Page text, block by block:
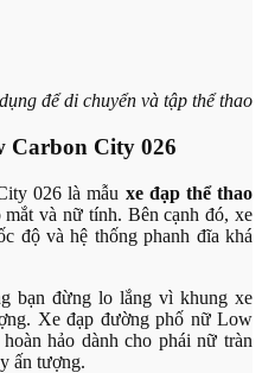
để di chuyển và tập thể thao
Carbon City 026
026 là mẫu xe đạp thể thao
và nữ tính. Bên cạnh đó, xe
độ và hệ thống phanh đĩa khá
bạn đừng lo lắng vì khung xe
Xe đạp đường phố nữ Low
hảo dành cho phái nữ tràn
ấn tượng.